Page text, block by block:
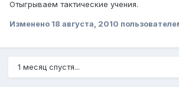
Отыгрываем тактические учения.
Изменено 18 августа, 2010
1 месяц спустя...